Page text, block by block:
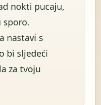
nokti pucaju,
sporo.
nastavi s
bi sljedeći
za tvoju